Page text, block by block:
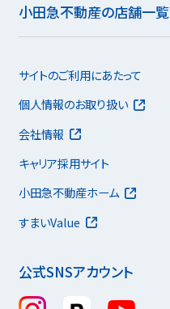
小田急不動産の店舗一覧
公式SNSアカウント
サイトのご利用にあたって
個人情報のお取り扱い
会社情報
キャリア採用サイト
小田急不動産ホーム
すまいValue